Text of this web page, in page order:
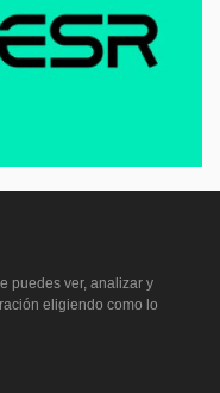
puedes ver, analizar y
eligiendo como lo